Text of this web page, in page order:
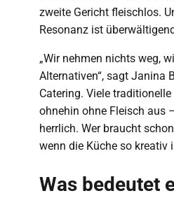
zweite Gericht fleischlos.
Resonanz ist
„Wir nehmen nichts weg,
Alternativen“, sagt Janina
Catering. Viele
ohnehin ohne Fleisch aus
herrlich. Wer braucht
wenn die Küche so kreativ
Was bedeutet